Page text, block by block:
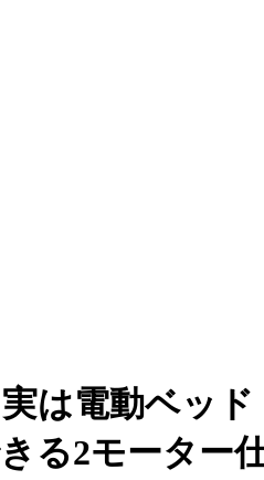
は電動ベッ
る2モーター